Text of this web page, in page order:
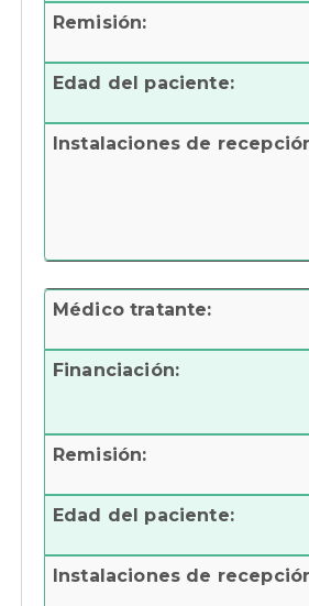
Remisión:
Edad del paciente:
Instalaciones de
Médico tratante:
Financiación:
Remisión:
Edad del paciente:
Instalaciones de